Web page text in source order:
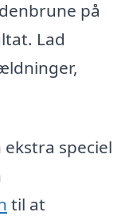
på
Lad
speciel
til at